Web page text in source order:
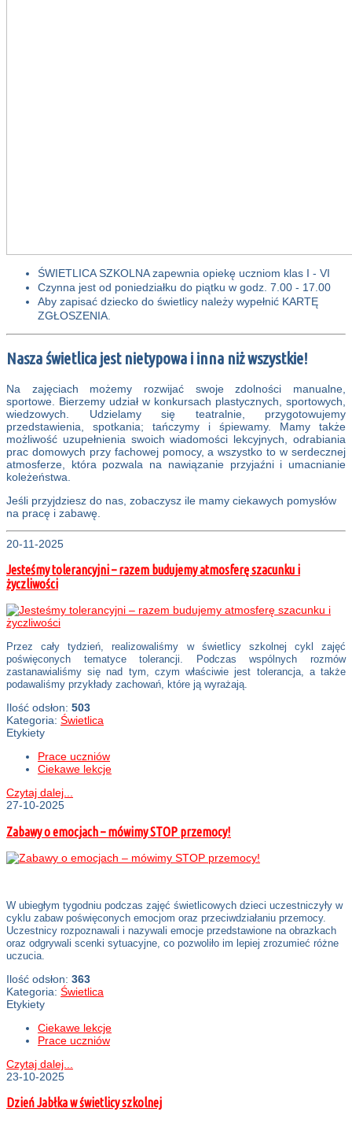
ŚWIETLICA SZKOLNA zapewnia opiekę uczniom klas I - VI
Czynna jest od poniedziałku do piątku w godz. 7.00 - 17.00
Aby zapisać dziecko do świetlicy należy wypełnić KARTĘ
ZGŁOSZENIA.
Nasza świetlica jest nietypowa i inna niż wszystkie!
Na zajęciach możemy rozwijać swoje zdolności manualne,
sportowe. Bierzemy udział w konkursach plastycznych, sportowych,
wiedzowych. Udzielamy się teatralnie, przygotowujemy
przedstawienia, spotkania; tańczymy i śpiewamy. Mamy także
możliwość uzupełnienia swoich wiadomości lekcyjnych, odrabiania
prac domowych przy fachowej pomocy, a wszystko to w serdecznej
atmosferze, która pozwala na nawiązanie przyjaźni i umacnianie
koleżeństwa.
Jeśli przyjdziesz do nas, zobaczysz ile mamy ciekawych pomysłów
na pracę i zabawę.
20-11-2025
Jesteśmy tolerancyjni – razem budujemy atmosferę szacunku i
życzliwości
Przez cały tydzień, realizowaliśmy w świetlicy szkolnej cykl zajęć
poświęconych tematyce tolerancji. Podczas wspólnych rozmów
zastanawialiśmy się nad tym, czym właściwie jest tolerancja, a także
podawaliśmy przykłady zachowań, które ją wyrażają.
Ilość odsłon: 503
Kategoria: Świetlica
Etykiety
Prace uczniów
Ciekawe lekcje
Czytaj dalej...
27-10-2025
Zabawy o emocjach – mówimy STOP przemocy!
W ubiegłym tygodniu podczas zajęć świetlicowych dzieci uczestniczyły w
cyklu zabaw poświęconych emocjom oraz przeciwdziałaniu przemocy.
Uczestnicy rozpoznawali i nazywali emocje przedstawione na obrazkach
oraz odgrywali scenki sytuacyjne, co pozwoliło im lepiej zrozumieć różne
uczucia.
Ilość odsłon: 363
Kategoria: Świetlica
Etykiety
Ciekawe lekcje
Prace uczniów
Czytaj dalej...
23-10-2025
Dzień Jabłka w świetlicy szkolnej